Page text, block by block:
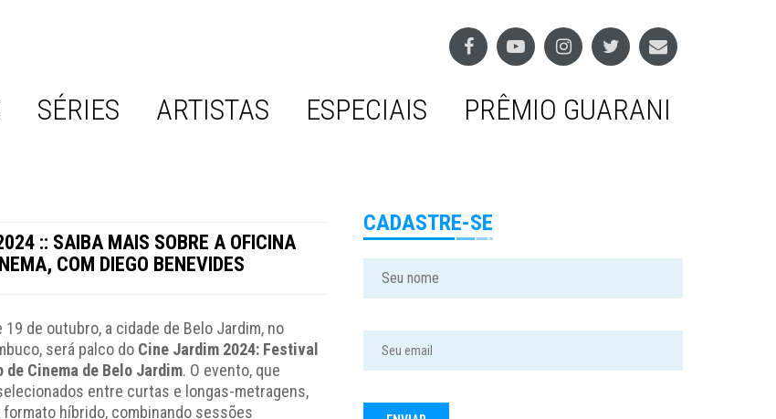
SÉRIES ARTISTAS ESPECIAIS PRÊMIO GUARANI
:: SAIBA MAIS SOBRE A OFICINA
COM DIEGO BENEVIDES
19 de outubro, a cidade de Belo Jardim, no
será palco do Cine Jardim 2024: Festival
Cinema de Belo Jardim. O evento, que
entre curtas e longas-metragens,
formato híbrido, combinando sessões
CADASTRE-SE